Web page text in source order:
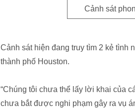
Cảnh sát
Cảnh sát hiện đang truy tìm 2 kẻ tình
thành phố Houston.
“Chúng tôi chưa thể lấy lời khai của
chưa bắt được nghi phạm gây ra vụ